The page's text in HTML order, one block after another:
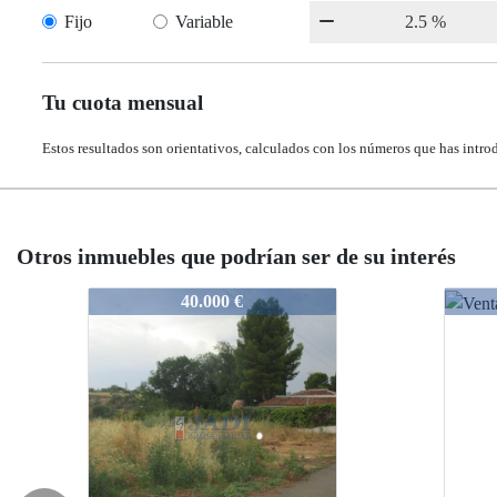
Fijo Variable
Tu cuota mensual
Estos resultados son orientativos, calculados con los números que has
Otros inmuebles que podrían ser de su interés
02962
02962